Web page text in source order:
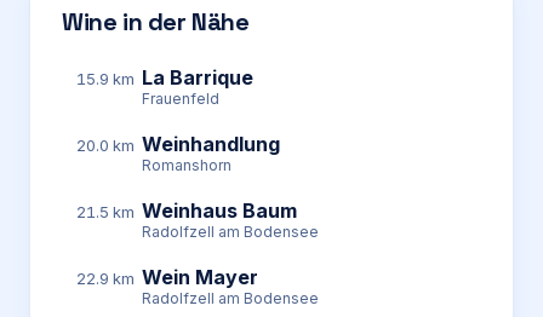
Wine in der Nähe
15.9 km La Barrique
Frauenfeld
20.0 km Weinhandlung
Romanshorn
21.5 km Weinhaus Baum
Radolfzell am Bodensee
22.9 km Wein Mayer
Radolfzell am Bodensee